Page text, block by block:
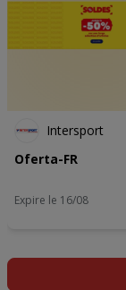
Intersport
Oferta-FR
Expire le 16/08